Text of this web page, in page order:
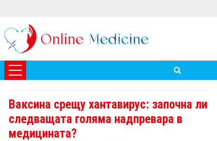
Ваксина срещу хантавирус: започна ли
следващата голяма надпревара в
медицината?